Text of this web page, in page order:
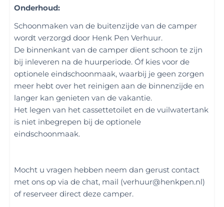
Onderhoud:
Schoonmaken van de buitenzijde van de camper
wordt verzorgd door Henk Pen Verhuur.
De binnenkant van de camper dient schoon te zijn
bij inleveren na de huurperiode. Óf kies voor de
optionele eindschoonmaak, waarbij je geen zorgen
meer hebt over het reinigen aan de binnenzijde en
langer kan genieten van de vakantie.
Het legen van het cassettetoilet en de vuilwatertank
is niet inbegrepen bij de optionele
eindschoonmaak.
Mocht u vragen hebben neem dan gerust contact
met ons op via de chat, mail (verhuur@henkpen.nl)
of reserveer direct deze camper.